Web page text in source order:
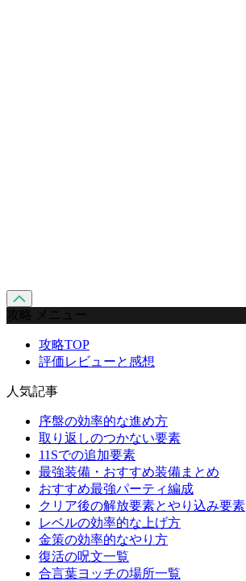
攻略 メニュー
攻略TOP
評価レビューと感想
人気記事
序盤の効率的な進め方
取り返しのつかない要素
11Sでの追加要素
最強装備・おすすめ装備まとめ
おすすめ最強パーティ編成
クリア後の解放要素とやり込み要素
レベルの効率的な上げ方
金策の効率的なやり方
復活の呪文一覧
合言葉ヨッチの場所一覧